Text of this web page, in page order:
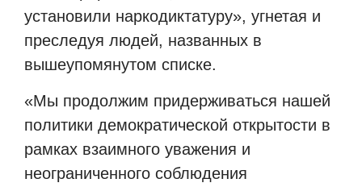
установили наркодиктатуру», угнетая и
преследуя людей, названных в
вышеупомянутом списке.
«Мы продолжим придерживаться нашей
политики демократической открытости в
рамках взаимного уважения и
неограниченного соблюдения